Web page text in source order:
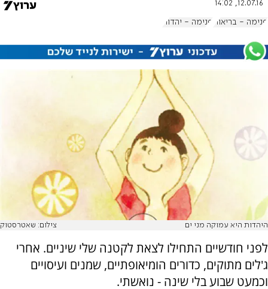
12.07.16, 14:02
פנימה - בריאות פנימה - יהדות
היהדות היא עמוקה מני ים צילום: שאטרסטוק
לפני חודשיים התחילו לצאת לקטנה שלי שיניים. אחרי
ג'לים מתוקים, כדורים הומיאופתיים, שמנים ועיסויים
וכמעט שבוע בלי שינה - נואשתי.